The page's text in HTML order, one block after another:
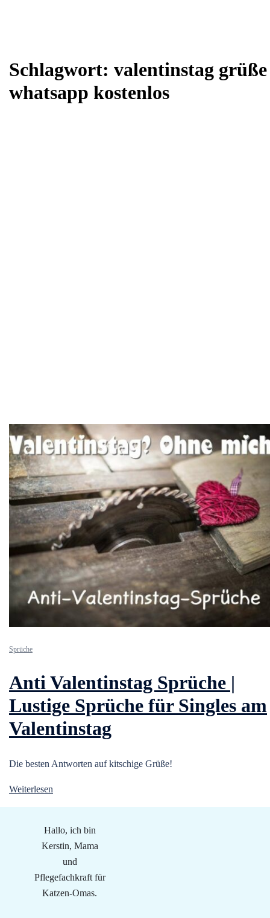
Schlagwort: valentinstag grüße
whatsapp kostenlos
Sprüche
Anti Valentinstag Sprüche |
Lustige Sprüche für Singles am
Valentinstag
Die besten Antworten auf kitschige Grüße!
Weiterlesen
Hallo, ich bin
Kerstin, Mama
und
Pflegefachkraft für
Katzen-Omas.